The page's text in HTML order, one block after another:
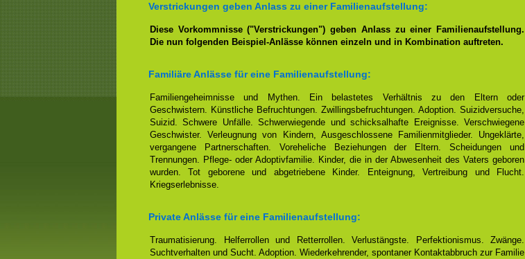
Verstrickungen geben Anlass zu einer Familienaufstellung:
Diese Vorkommnisse ("Verstrickungen") geben Anlass zu einer Familienaufstellung.
Die nun folgenden Beispiel-Anlässe können einzeln und in Kombination auftreten.
Familiäre Anlässe für eine Familienaufstellung:
Familiengeheimnisse und Mythen. Ein belastetes Verhältnis zu den Eltern oder
Geschwistern. Künstliche Befruchtungen. Zwillingsbefruchtungen. Adoption. Suizidversuche,
Suizid. Schwere Unfälle. Schwerwiegende und schicksalhafte Ereignisse. Verschwiegene
Geschwister. Verleugnung von Kindern, Ausgeschlossene Familienmitglieder. Ungeklärte,
vergangene Partnerschaften. Voreheliche Beziehungen der Eltern. Scheidungen und
Trennungen. Pflege- oder Adoptivfamilie. Kinder, die in der Abwesenheit des Vaters geboren
wurden. Tot geborene und abgetriebene Kinder. Enteignung, Vertreibung und Flucht.
Kriegserlebnisse.
Private Anlässe für eine Familienaufstellung:
Traumatisierung. Helferrollen und Retterrollen. Verlustängste. Perfektionismus. Zwänge.
Suchtverhalten und Sucht. Adoption. Wiederkehrender, spontaner Kontaktabbruch zur Familie